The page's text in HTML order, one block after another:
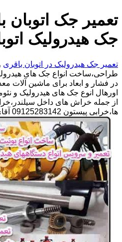
تعمیر جک اتوبان
جک هیدرولیک
تعمیر جک هیدرولیک در اتوبان باقری
طراحی،ساخت انواع جک های
در فشار و ابعاد برای ماشین آلات
اورهال انوع جک های هیدرولیک و
از جمله خراش های داخل
ها،خرابی پیستون 09125283142 آقای مهدی ابراهیمی